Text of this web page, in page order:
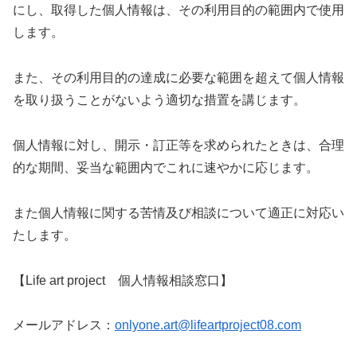
にし、取得した個人情報は、その利用目的の範囲内で使用
します。
また、その利用目的の達成に必要な範囲を超えて個人情報
を取り扱うことがないよう適切な措置を講じます。
個人情報に対し、開示・訂正等を求められたときは、合理
的な期間、妥当な範囲内でこれに速やかに応じます。
また個人情報に関する苦情及び相談について適正に対応い
たします。
【Life art project 個人情報相談窓口】
メールアドレス： onlyone.art@lifeartproject08.com